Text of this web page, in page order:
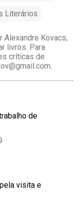
Literários
Alexandre Kovacs,
livros. Para
críticas de
de
visita e